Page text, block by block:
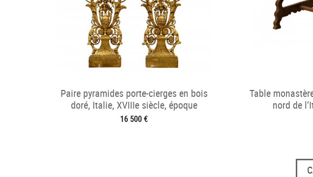
Paire pyramides porte-cierges en bois
doré, Italie, XVIIIe siècle, époque
néoclassiqu
16 500 €
Table
nord de